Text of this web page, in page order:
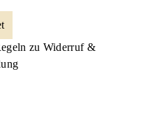
zu Widerruf &